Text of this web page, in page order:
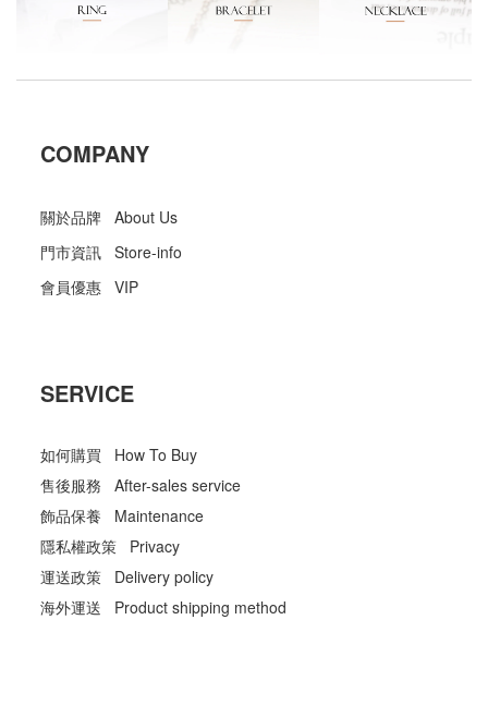
COMPANY
關於品牌 About Us
門市資訊 Store-info
會員優惠 VIP
SERVICE
如何購買 How To Buy
售後服務 After-sales service
飾品保養 Maintenance
隱私權政策 Privacy
運送政策 Delivery policy
海外運送 Product shipping method